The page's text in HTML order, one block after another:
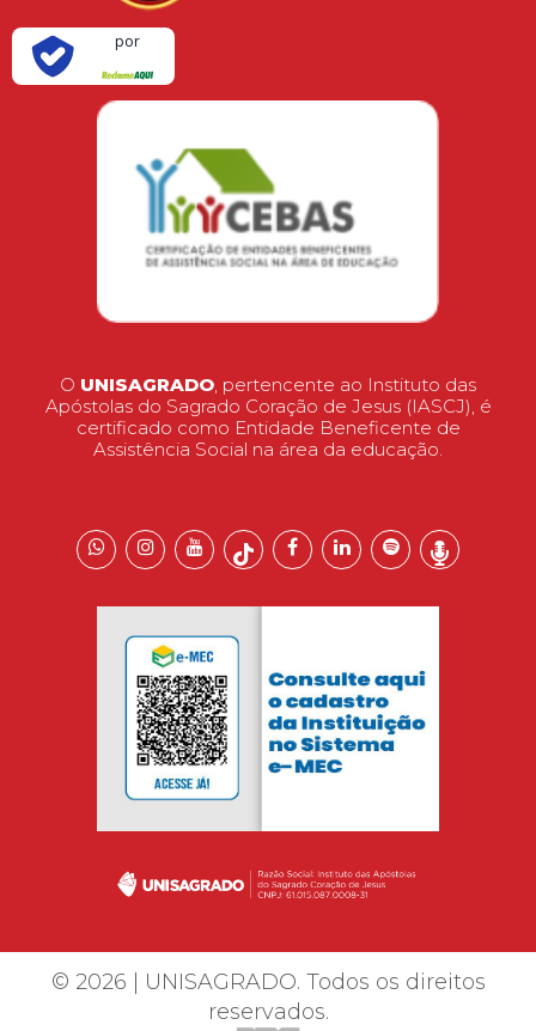
por
O UNISAGRADO, pertencente ao Instituto das
Apóstolas do Sagrado Coração de Jesus (IASCJ), é
certificado como Entidade Beneficente de
Assistência Social na área da educação.
© 2026 | UNISAGRADO. Todos os direitos
reservados.